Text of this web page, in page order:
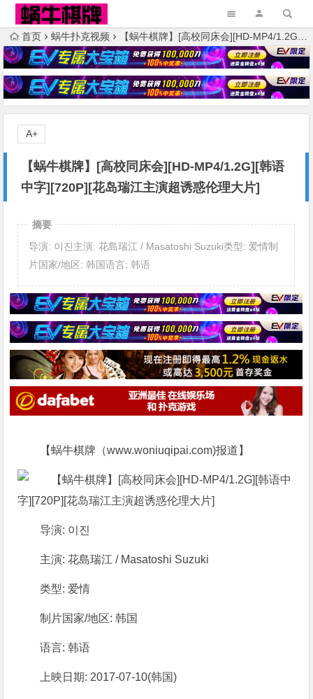
首页 蜗牛扑克视频 【蜗牛棋牌】[高校同床会][HD-MP4/1.2G][韩语中字][720P][花岛瑞江主演超诱惑伦理大片]
【蜗牛棋牌】[高校同床会][HD-MP4/1.2G][韩语
中字][720P][花岛瑞江主演超诱惑伦理大片]
A+
摘要
导演: 이진主演: 花島瑞江 / Masatoshi Suzuki类型: 爱情制
片国家/地区: 韩国语言: 韩语
【蜗牛棋牌（www.woniuqipai.com)报道】
导演: 이진
主演: 花島瑞江 / Masatoshi Suzuki
类型: 爱情
制片国家/地区: 韩国
语言: 韩语
上映日期: 2017-07-10(韩国)